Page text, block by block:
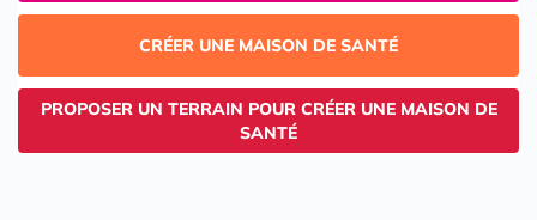
CRÉER UNE MAISON DE SANTÉ
PROPOSER UN TERRAIN POUR CRÉER UNE MAISON DE
SANTÉ